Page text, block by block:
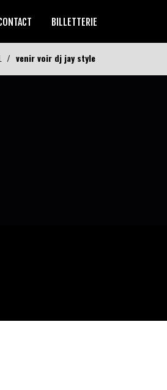
BILLETTERIE
venir voir dj jay style